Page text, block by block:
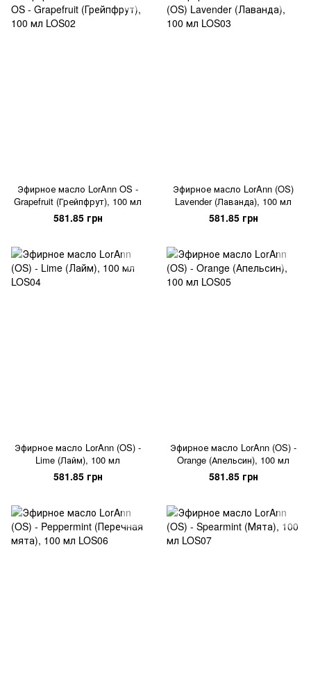
Эфирное масло LorAnn OS -
Grapefruit (Грейпфрут), 100 мл
581.85 грн
Эфирное масло LorAnn (OS)
Lavender (Лаванда), 100 мл
581.85 грн
Эфирное масло LorAnn (OS) -
Lime (Лайм), 100 мл
581.85 грн
Эфирное масло LorAnn (OS) -
Orange (Апельсин), 100 мл
581.85 грн